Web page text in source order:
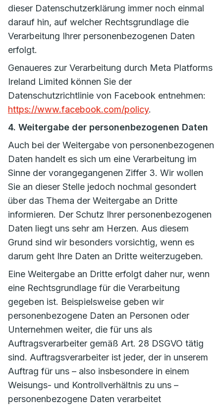
dieser Datenschutzerklärung immer noch einmal
darauf hin, auf welcher Rechtsgrundlage die
Verarbeitung Ihrer personenbezogenen Daten
erfolgt.
Genaueres zur Verarbeitung durch Meta Platforms
Ireland Limited können Sie der
Datenschutzrichtlinie von Facebook entnehmen:
https://www.facebook.com/policy.
4. Weitergabe der personenbezogenen Daten
Auch bei der Weitergabe von personenbezogenen
Daten handelt es sich um eine Verarbeitung im
Sinne der vorangegangenen Ziffer 3. Wir wollen
Sie an dieser Stelle jedoch nochmal gesondert
über das Thema der Weitergabe an Dritte
informieren. Der Schutz Ihrer personenbezogenen
Daten liegt uns sehr am Herzen. Aus diesem
Grund sind wir besonders vorsichtig, wenn es
darum geht Ihre Daten an Dritte weiterzugeben.
Eine Weitergabe an Dritte erfolgt daher nur, wenn
eine Rechtsgrundlage für die Verarbeitung
gegeben ist. Beispielsweise geben wir
personenbezogene Daten an Personen oder
Unternehmen weiter, die für uns als
Auftragsverarbeiter gemäß Art. 28 DSGVO tätig
sind. Auftragsverarbeiter ist jeder, der in unserem
Auftrag für uns – also insbesondere in einem
Weisungs- und Kontrollverhältnis zu uns –
personenbezogene Daten verarbeitet